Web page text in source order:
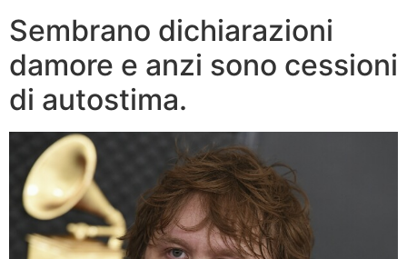
Sembrano dichiarazioni
damore e anzi sono cessioni
di autostima.